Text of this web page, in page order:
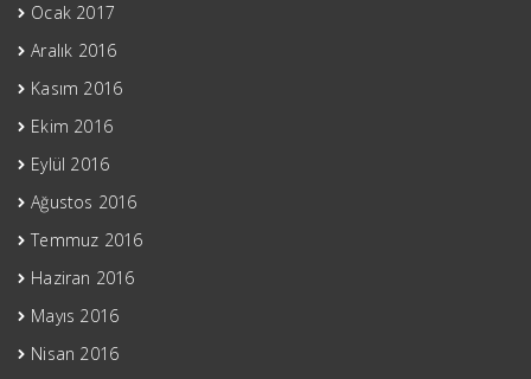
Ocak 2017
Aralık 2016
Kasım 2016
Ekim 2016
Eylül 2016
Ağustos 2016
Temmuz 2016
Haziran 2016
Mayıs 2016
Nisan 2016